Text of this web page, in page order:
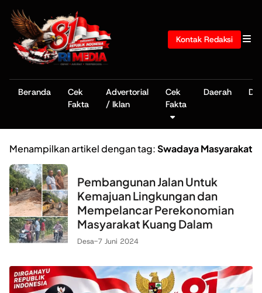
Kontak Redaksi
Beranda
Cek
Fakta
Advertorial
/ Iklan
Cek
Fakta
Daerah
Menampilkan artikel dengan tag:Swadaya Masyarakat
Pembangunan Jalan Untuk
Kemajuan Lingkungan dan
Mempelancar Perekonomian
Masyarakat Kuang Dalam
Desa-7 Juni 2024